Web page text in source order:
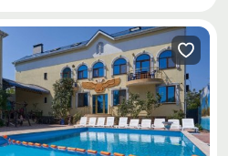
Зарегистрироваться